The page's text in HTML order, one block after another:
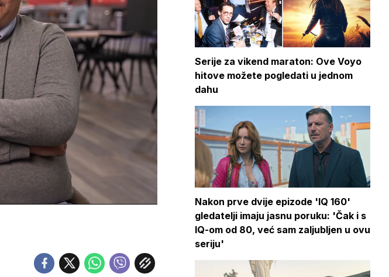
Serije za vikend maraton: Ove Voyo
hitove možete pogledati u jednom
dahu
Nakon prve dvije epizode 'IQ 160'
gledatelji imaju jasnu poruku: 'Čak i s
IQ-om od 80, već sam zaljubljen u ovu
seriju'